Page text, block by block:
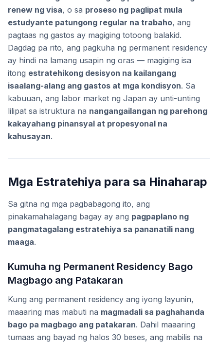
renew ng visa, o sa proseso ng paglipat mula
estudyante patungong regular na trabaho, ang
pagtaas ng gastos ay magiging totoong balakid.
Dagdag pa rito, ang pagkuha ng permanent residency
ay hindi na lamang usapin ng oras — magiging isa
itong estratehikong desisyon na kailangang
isaalang-alang ang gastos at mga kondisyon. Sa
kabuuan, ang labor market ng Japan ay unti-unting
lilipat sa istruktura na nangangailangan ng parehong
kakayahang pinansyal at propesyonal na
kahusayan.
Mga Estratehiya para sa Hinaharap
Sa gitna ng mga pagbabagong ito, ang
pinakamahalagang bagay ay ang pagpaplano ng
pangmatagalang estratehiya sa pananatili nang
maaga.
Kumuha ng Permanent Residency Bago
Magbago ang Patakaran
Kung ang permanent residency ang iyong layunin,
maaaring mas mabuti na magmadali sa paghahanda
bago pa magbago ang patakaran. Dahil maaaring
tumaas ang bayad ng halos 30 beses, ang mabilis na